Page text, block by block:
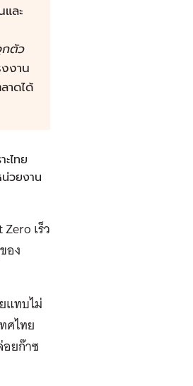
ละ
ตัว
งาน
าดได้
ไทย
วยงาน
เร็ว
อง
แทบไม่
ศไทย
อยก๊าซ